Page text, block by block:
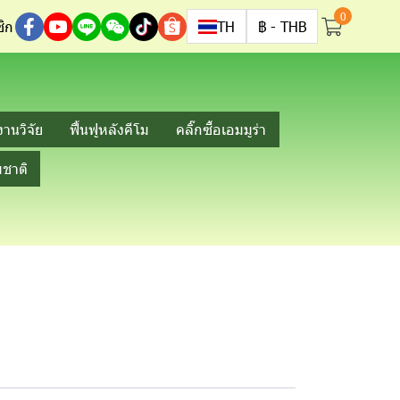
ก TH ฿ - THB
0
นวิจัย ฟื้นฟูหลังคีโม
คลิ๊กซื้อเอมมูร่า
าติ